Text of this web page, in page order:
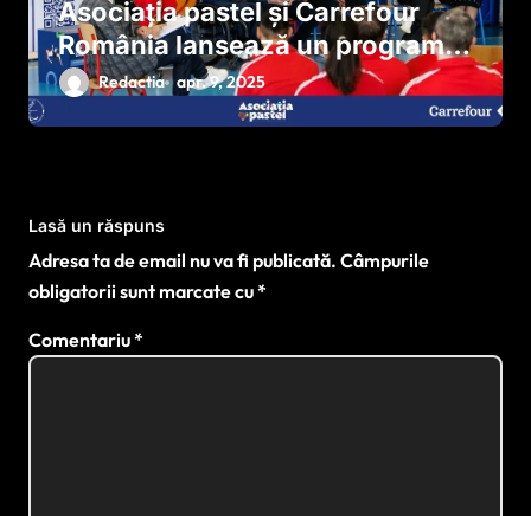
Asociația pastel și Carrefour
România lansează un program
național pentru dezvoltarea
sportului paralimpic
Redactia apr. 9, 2025
Lasă un răspuns
Adresa ta de email nu va fi publicată. Câmpurile
obligatorii sunt marcate cu*
Comentariu*